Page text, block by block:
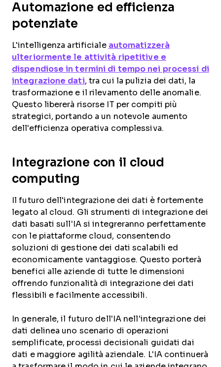
Automazione ed efficienza
potenziate
L'intelligenza artificiale automatizzerà
ulteriormente le attività ripetitive e
dispendiose in termini di tempo nei processi di
integrazione dati, tra cui la pulizia dei dati, la
trasformazione e il rilevamento delle anomalie.
Questo libererà risorse IT per compiti più
strategici, portando a un notevole aumento
dell'efficienza operativa complessiva.
Integrazione con il cloud
computing
Il futuro dell'integrazione dei dati è fortemente
legato al cloud. Gli strumenti di integrazione dei
dati basati sull'IA si integreranno perfettamente
con le piattaforme cloud, consentendo
soluzioni di gestione dei dati scalabili ed
economicamente vantaggiose. Questo porterà
benefici alle aziende di tutte le dimensioni
offrendo funzionalità di integrazione dei dati
flessibili e facilmente accessibili.
In generale, il futuro dell'IA nell'integrazione dei
dati delinea uno scenario di operazioni
semplificate, processi decisionali guidati dai
dati e maggiore agilità aziendale. L'IA continuerà